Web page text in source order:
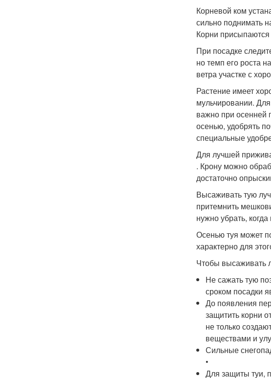
Корневой ком
сильно поднимать
Корни
При посадке
но темп его роста
ветра участке с
Растение имеет
мульчировании.
важно при осенней
осенью, удобрять
специальные
Для лучшей
. Крону можно
достаточно
Высаживать тую
притемнить
нужно убрать,
Осенью туя может
характерно для
Чтобы высаживать
Не сажать тую
сроком посадки
До появления
защитить корни
не только
веществами и
Сильные
•
Для защиты туи,